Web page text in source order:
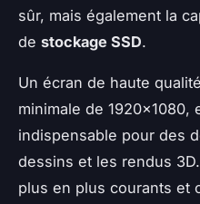
sûr, mais également la
de stockage SSD.
Un écran de haute
minimale de 1920×1080,
indispensable pour des
dessins et les rendus
plus en plus courants et